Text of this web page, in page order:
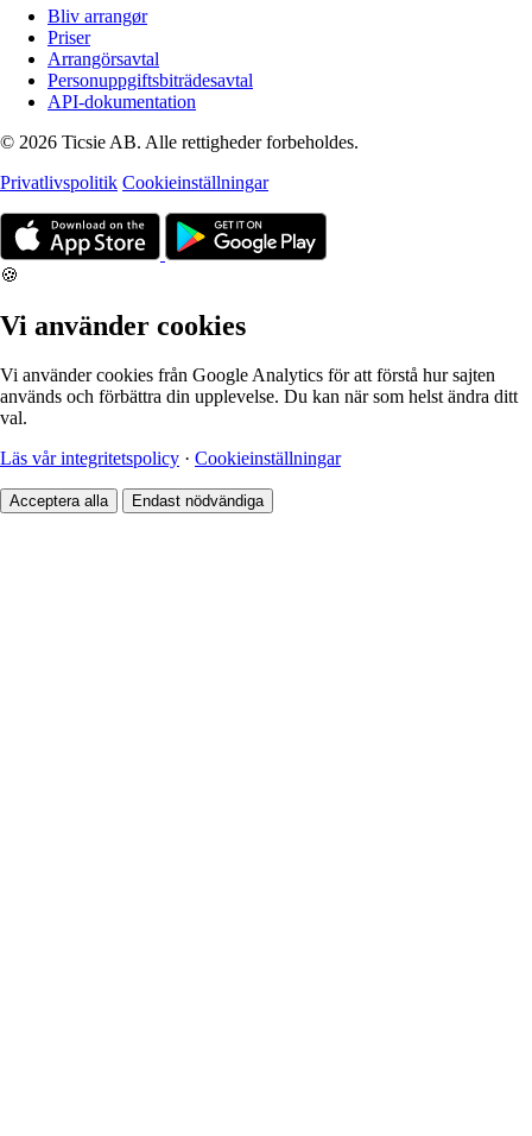
Bliv arrangør
Priser
Arrangörsavtal
Personuppgiftsbiträdesavtal
API-dokumentation
© 2026 Ticsie AB. Alle rettigheder forbeholdes.
Privatlivspolitik Cookieinställningar
🍪
Vi använder cookies
Vi använder cookies från Google Analytics för att förstå hur sajten
används och förbättra din upplevelse. Du kan när som helst ändra ditt
val.
Läs vår integritetspolicy · Cookieinställningar
Acceptera alla Endast nödvändiga